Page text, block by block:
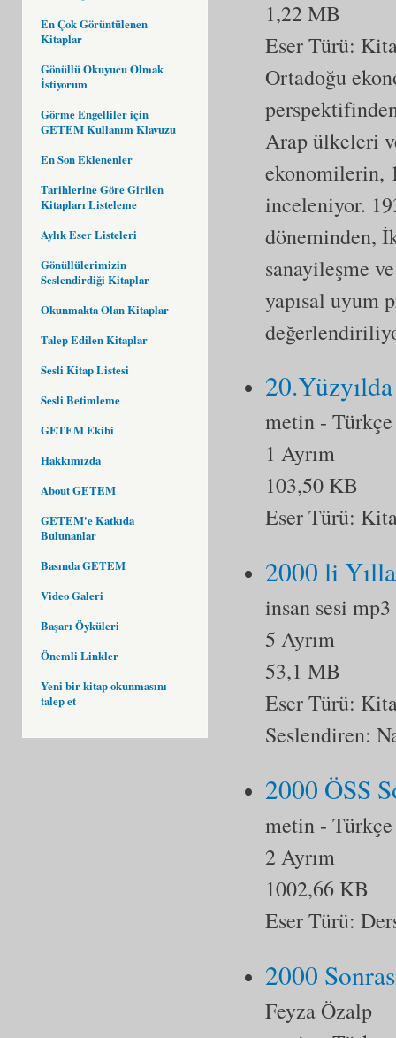
En Çok Görüntülenen
Kitaplar
Gönüllü Okuyucu Olmak
İstiyorum
Görme Engelliler için
GETEM Kullanım Klavuzu
En Son Eklenenler
Tarihlerine Göre Girilen
Kitapları Listeleme
Aylık Eser Listeleri
Gönüllülerimizin
Seslendirdiği Kitaplar
Okunmakta Olan Kitaplar
Talep Edilen Kitaplar
Sesli Kitap Listesi
Sesli Betimleme
GETEM Ekibi
Hakkımızda
About GETEM
GETEM'e Katkıda
Bulunanlar
Basında GETEM
Video Galeri
Başarı Öyküleri
Önemli Linkler
Yeni bir kitap okunmasını
talep et
1,22 MB
Eser Türü:
Ortadoğu
Arap ülkeleri
ekonomilerin,
inceleniyor.
döneminden,
sanayileşme
yapısal uyum
metin - Türkçe
1 Ayrım
103,50 KB
Eser Türü:
2000 li
insan sesi mp3
5 Ayrım
53,1 MB
Eser Türü:
Seslendiren:
2000 ÖSS
metin - Türkçe
2 Ayrım
1002,66 KB
Eser Türü:
2000
Feyza Özalp